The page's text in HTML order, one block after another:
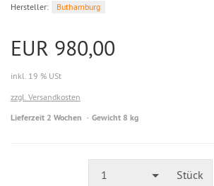
Hersteller: Buthamburg
EUR 980,00
inkl. 19 % USt
zzgl. Versandkosten
Lieferzeit 2 Wochen Gewicht 8 kg
1 Stück